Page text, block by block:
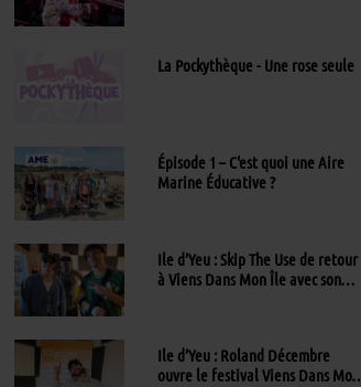
La Pockythèque - Une rose seule
Épisode 1 – C'est quoi une Aire
Marine Éducative ?
Ile d’Yeu : Skip The Use de retour
à Viens Dans Mon Île avec son
Ile d’Yeu : Roland Décembre
ouvre le festival Viens Dans Mon